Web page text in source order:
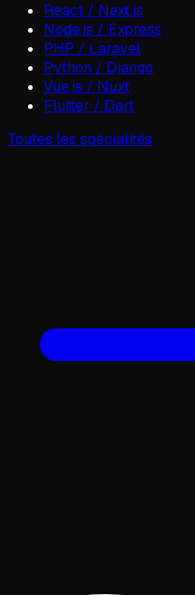
React / Next.js
Node.js / Express
PHP / Laravel
Python / Django
Vue.js / Nuxt
Flutter / Dart
Toutes les spécialités